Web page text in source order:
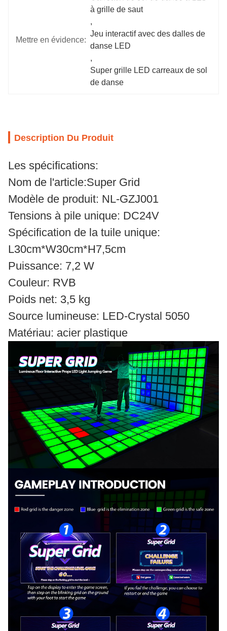
Mettre en évidence:
à grille de saut
,
Jeu interactif avec des dalles de
danse LED
,
Super grille LED carreaux de sol
de danse
Description Du Produit
Les spécifications:
Nom de l'article:Super Grid
Modèle de produit: NL-GZJ001
Tensions à pile unique: DC24V
Spécification de la tuile unique:
L30cm*W30cm*H7,5cm
Puissance: 7,2 W
Couleur: RVB
Poids net: 3,5 kg
Source lumineuse: LED-Crystal 5050
Matériau: acier plastique